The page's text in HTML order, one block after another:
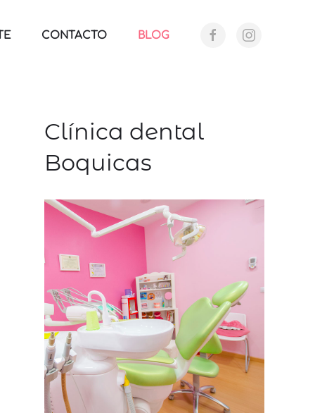
CONTACTO BLOG
Clínica dental
Boquicas